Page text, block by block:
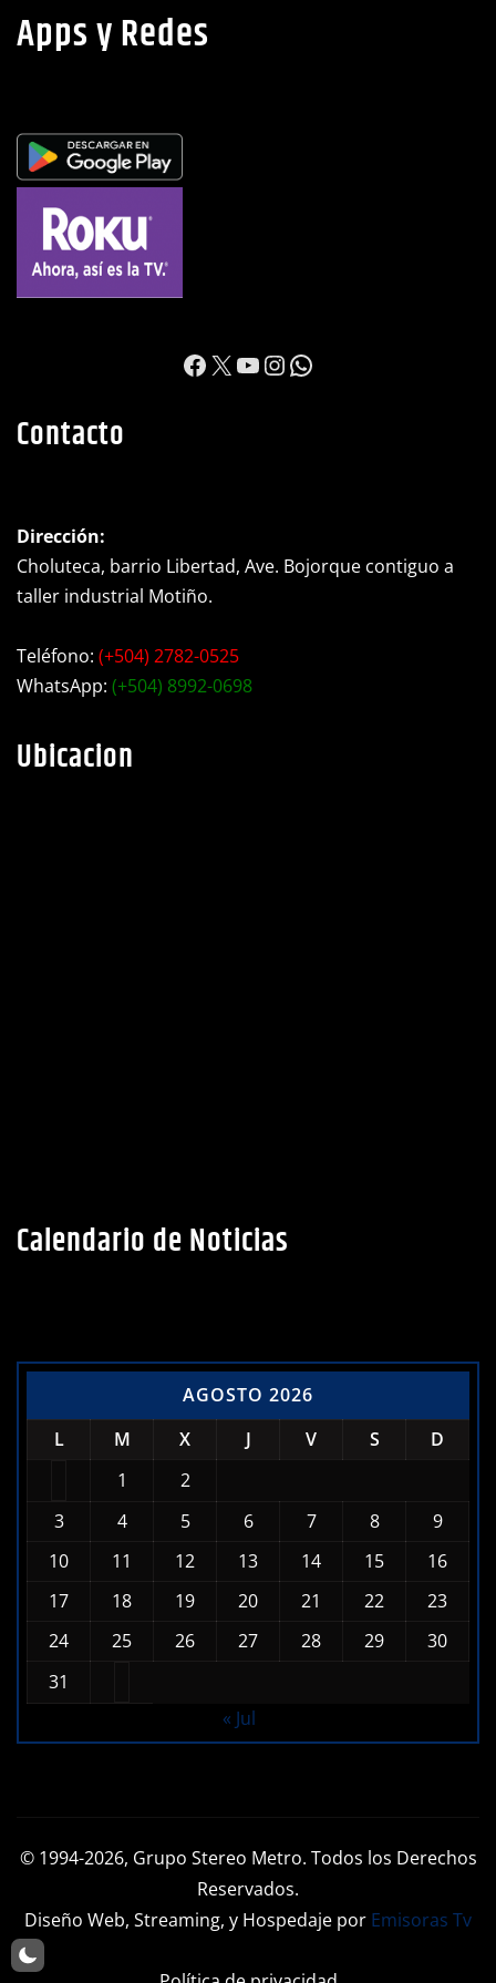
Apps y Redes
https://
X YouTube
Instagram
WhatsApp
Contacto
Dirección:
Choluteca, barrio Libertad, Ave. Bojorque contiguo a
taller industrial Motiño.
Teléfono: (+504) 2782-0525
WhatsApp: (+504) 8992-0698
Ubicacion
Calendario de Noticias
AGOSTO 2026
L
M X J V S
D
1
2
3
4 5 6 7 8
9
10
11 12 13 14 15
16
17
18 19 20 21 22
23
24
25 26 27 28 29
30
31
« Jul
© 1994-2026, Grupo Stereo Metro. Todos los Derechos
Reservados.
Diseño Web, Streaming, y Hospedaje por Emisoras Tv
Política de privacidad